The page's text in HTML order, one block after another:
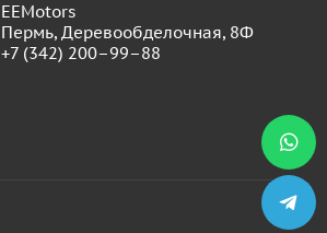
EEMotors
Пермь, Деревообделочная, 8Ф
+7 (342) 200–99–88